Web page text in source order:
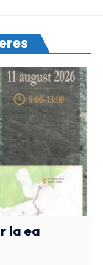
la ea